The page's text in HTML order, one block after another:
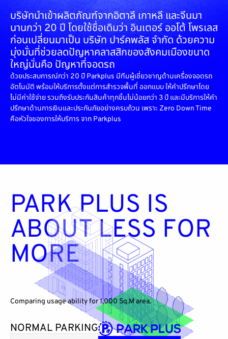
บริษัทนำเข้าผลิตภัณฑ์จากอิตาลี เกาหลี และจีนมา
นานกว่า 20 ปี โดยใช้ชื่อเดิมว่า อินเตอร์ ออโต้ โพรเลส
ก่อนเปลี่ยนมาเป็น บริษัท ปาร์คพลัส จำกัด ด้วยความ
มุ่งมั่นที่ช่วยลดปัญหาคลาสสิกของสังคมเมืองขนาด
ใหญ่นั่นคือ ปัญหาที่จอดรถ
ด้วยประสบการณ์กว่า 20 ปี Parkplus มีทีมผู้เชี่ยวชาญด้านเครื่องจอดรถ
อัตโนมัติ พร้อมให้บริการตั้งแต่การสำรวจพื้นที่ ออกแบบ ให้คำปรึกษาโดย
ไม่มีค่าใช้จ่าย รวมถึงรับประกันสินค้าทุกชิ้นไม่น้อยกว่า 3 ปี และมีบริการให้คำ
ปรึกษาด้านการเงินและประกันภัยอย่างครบถ้วน เพราะ Zero Down Time
คือหัวใจของการให้บริการ จาก Parkplus
PARK PLUS IS
ABOUT LESS FOR
MORE
Comparing usage ability for 1,000 Sq.M area.
NORMAL PARKING